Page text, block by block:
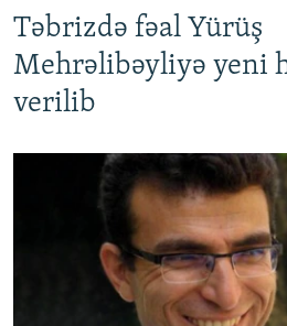
Təbrizdə fəal Yürüş
Mehrəlibəyliyə yeni
verilib